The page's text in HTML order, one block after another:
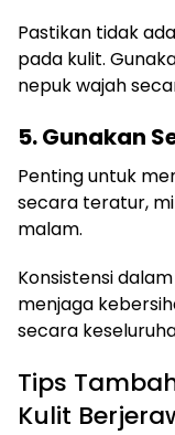
Pastikan tidak
pada kulit.
nepuk wajah
5. Gunakan
Penting untuk
secara teratur,
malam.
Konsistensi
menjaga
secara
Tips
Kulit